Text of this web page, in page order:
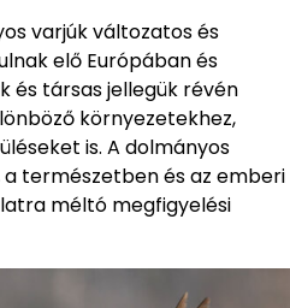
varjúk változatos és
elő Európában és
és társas jellegük révén
környezetekhez,
is. A dolmányos
a természetben és az emberi
méltó megfigyelési